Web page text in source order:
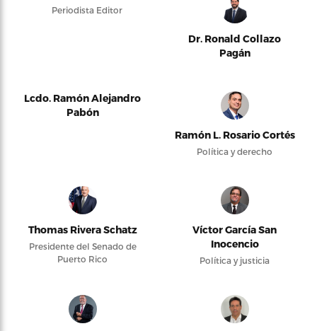
Periodista Editor
Dr. Ronald Collazo
Pagán
Lcdo. Ramón Alejandro
Pabón
Ramón L. Rosario Cortés
Política y derecho
Thomas Rivera Schatz
Presidente del Senado de
Puerto Rico
Víctor García San
Inocencio
Política y justicia